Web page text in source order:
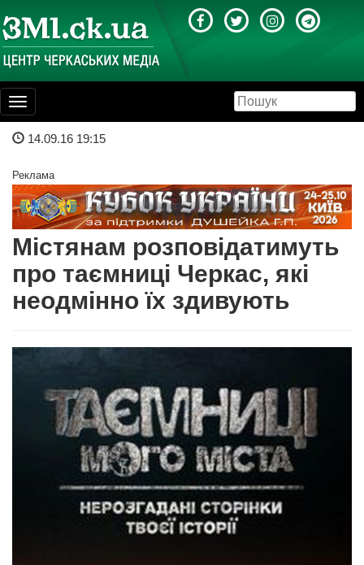
Toggle
navigation
14.09.16 19:15
Реклама
Містянам розповідатимуть
про таємниці Черкас, які
неодмінно їх здивують